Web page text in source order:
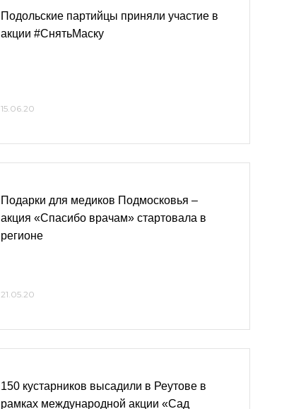
Подольские партийцы приняли участие в
акции #СнятьМаску
15.06.20
Подарки для медиков Подмосковья –
акция «Спасибо врачам» стартовала в
регионе
21.05.20
150 кустарников высадили в Реутове в
рамках международной акции «Сад